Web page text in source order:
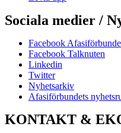
Sociala medier /
Facebook
Facebook Talknuten
Linkedin
Twitter
Nyhetsarkiv
Afasiförbundets
KONTAKT &